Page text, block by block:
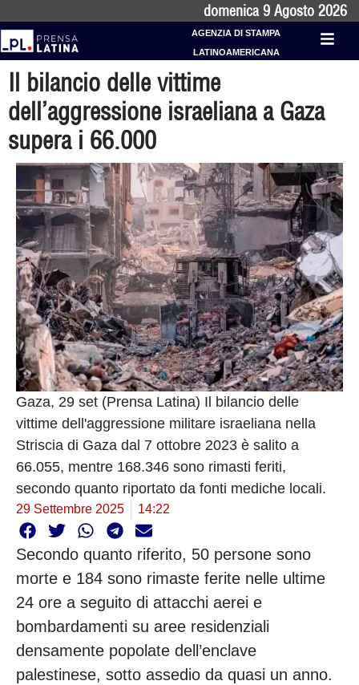
domenica 9 Agosto 2026
AGENZIA DI STAMPA
LATINOAMERICANA
Il bilancio delle vittime
dell’aggressione israeliana a Gaza
supera i 66.000
Gaza, 29 set (Prensa Latina) Il bilancio delle
vittime dell'aggressione militare israeliana nella
Striscia di Gaza dal 7 ottobre 2023 è salito a
66.055, mentre 168.346 sono rimasti feriti,
secondo quanto riportato da fonti mediche locali.
29 Settembre 2025 14:22
Secondo quanto riferito, 50 persone sono
morte e 184 sono rimaste ferite nelle ultime
24 ore a seguito di attacchi aerei e
bombardamenti su aree residenziali
densamente popolate dell’enclave
palestinese, sotto assedio da quasi un anno.